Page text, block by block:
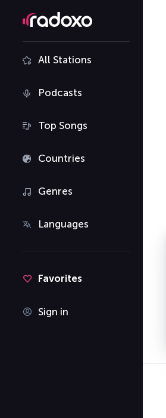
All Stations
Podcasts
Top Songs
Countries
Genres
Languages
Favorites
Sign in